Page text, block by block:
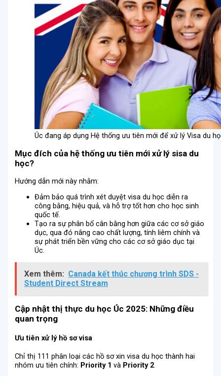
Úc đang áp dụng Hệ thống ưu tiên mới để xử lý Visa du
Mục đích của hệ thống ưu tiên mới xử lý sisa du
học?
Hướng dẫn mới này nhằm:
Đảm bảo quá trình xét duyệt visa du học diễn ra
công bằng, hiệu quả, và hỗ trợ tốt hơn cho học sinh
quốc tế.
Tạo ra sự phân bổ cân bằng hơn giữa các cơ sở giáo
dục, qua đó nâng cao chất lượng, tính liêm chính và
sự phát triển bền vững cho các cơ sở giáo dục tại
Úc.
Xem thêm: Canada kết thúc chương trình SDS -
Student Direct Stream
Cập nhật thị thực du học Úc 2025: Những điều
quan trọng
Ưu tiên xử lý hồ sơ visa
Chỉ thị 111 phân loại các hồ sơ xin visa du học thành hai
nhóm ưu tiên chính: Priority 1 và Priority 2.